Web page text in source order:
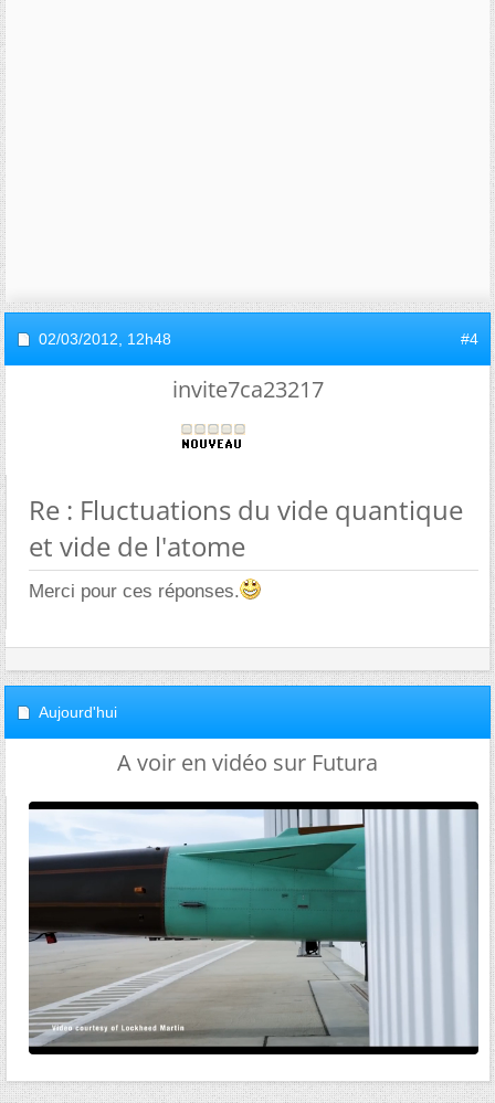
02/03/2012, 12h48 #4
invite7ca23217
Re : Fluctuations du vide quantique
et vide de l'atome
Merci pour ces réponses.
Aujourd'hui
A voir en vidéo sur Futura